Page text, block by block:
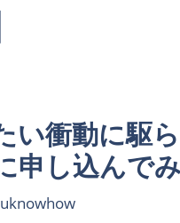
い衝動に駆
申し込んで